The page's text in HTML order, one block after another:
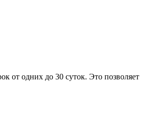
от одних до 30 суток. Это позволяет